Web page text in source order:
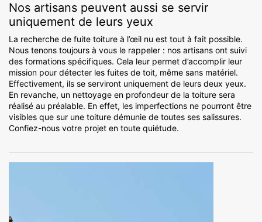
Nos artisans peuvent aussi se servir
uniquement de leurs yeux
La recherche de fuite toiture à l’œil nu est tout à fait possible.
Nous tenons toujours à vous le rappeler : nos artisans ont suivi
des formations spécifiques. Cela leur permet d’accomplir leur
mission pour détecter les fuites de toit, même sans matériel.
Effectivement, ils se serviront uniquement de leurs deux yeux.
En revanche, un nettoyage en profondeur de la toiture sera
réalisé au préalable. En effet, les imperfections ne pourront être
visibles que sur une toiture démunie de toutes ses salissures.
Confiez-nous votre projet en toute quiétude.